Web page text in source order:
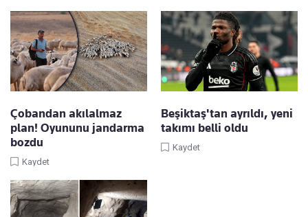
Çobandan akılalmaz
plan! Oyununu jandarma
bozdu
Kaydet
Beşiktaş'tan ayrıldı, yeni
takımı belli oldu
Kaydet